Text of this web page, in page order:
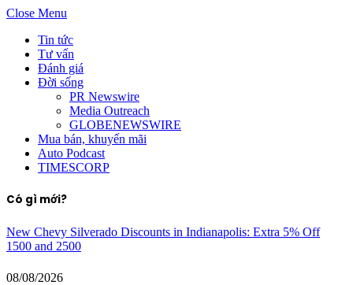
Close Menu
Tin tức
Tư vấn
Đánh giá
Đời sống
PR Newswire
Media Outreach
GLOBENEWSWIRE
Mua bán, khuyến mãi
Auto Podcast
TIMESCORP
Có gì mới?
New Chevy Silverado Discounts in Indianapolis: Extra 5% Off
1500 and 2500
08/08/2026